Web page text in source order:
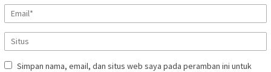
Simpan nama, email, dan situs web saya pada peramban ini untuk